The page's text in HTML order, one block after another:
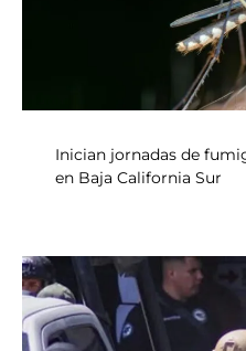
Inician jornadas de
en Baja California Sur